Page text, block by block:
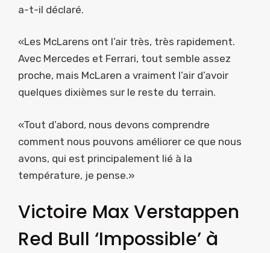
a-t-il déclaré.
«Les McLarens ont l’air très, très rapidement.
Avec Mercedes et Ferrari, tout semble assez
proche, mais McLaren a vraiment l’air d’avoir
quelques dixièmes sur le reste du terrain.
«Tout d’abord, nous devons comprendre
comment nous pouvons améliorer ce que nous
avons, qui est principalement lié à la
température, je pense.»
Victoire Max Verstappen
Red Bull ‘Impossible’ à